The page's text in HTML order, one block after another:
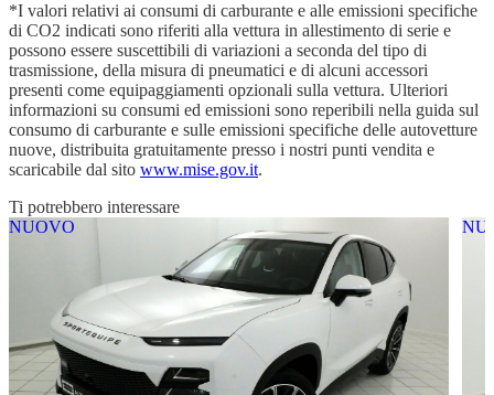
*I valori relativi ai consumi di carburante e alle emissioni specifiche
di CO2 indicati sono riferiti alla vettura in allestimento di serie e
possono essere suscettibili di variazioni a seconda del tipo di
trasmissione, della misura di pneumatici e di alcuni accessori
presenti come equipaggiamenti opzionali sulla vettura. Ulteriori
informazioni su consumi ed emissioni sono reperibili nella guida sul
consumo di carburante e sulle emissioni specifiche delle autovetture
nuove, distribuita gratuitamente presso i nostri punti vendita e
scaricabile dal sito www.mise.gov.it.
Ti potrebbero interessare
NUOVO